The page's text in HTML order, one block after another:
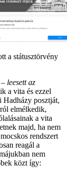
a státusztörvény
leesett az
a vita és ezzel
Hadházy posztját,
elmélkedik,
a vita
majd, ha nem
rendszert
reagál a
nem
közt így: